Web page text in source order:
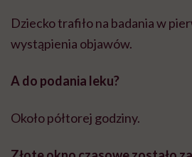
Dziecko trafiło na badania w
wystąpienia objawów.
A do podania leku?
Około półtorej godziny.